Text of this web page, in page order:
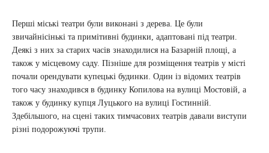
Перші міські театри були виконані з дерева. Це були
звичайнісінькі та примітивні будинки, адаптовані під театри.
Деякі з них за старих часів знаходилися на Базарній площі, а
також у місцевому саду. Пізніше для розміщення театрів у місті
почали орендувати купецькі будинки. Один із відомих театрів
того часу знаходився в будинку Копилова на вулиці Мостовій, а
також у будинку купця Луцького на вулиці Гостинній.
Здебільшого, на сцені таких тимчасових театрів давали виступи
різні подорожуючі трупи.